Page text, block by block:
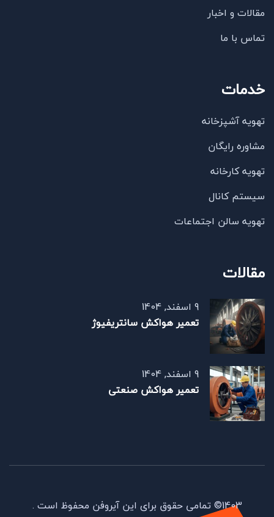
41,000,000
مقالات و اخبار
تماس با ما
خدمات
تهویه آشپزخانه
مشاوره رایگان
تهویه کارخانه
سیستم کانال
تهویه سالن اجتماعات
مقالات
9 اسفند, 1404
تعمیر هواکش سانتریفیوژ
9 اسفند, 1404
تعمیر هواکش صنعتی
1403© تمامی حقوق برای این آیروفن محفوظ است .